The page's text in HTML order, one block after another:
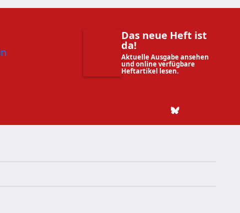
Das neue Heft ist
da!
Aktuelle Ausgabe ansehen
und online verfügbare
Heftartikel lesen.